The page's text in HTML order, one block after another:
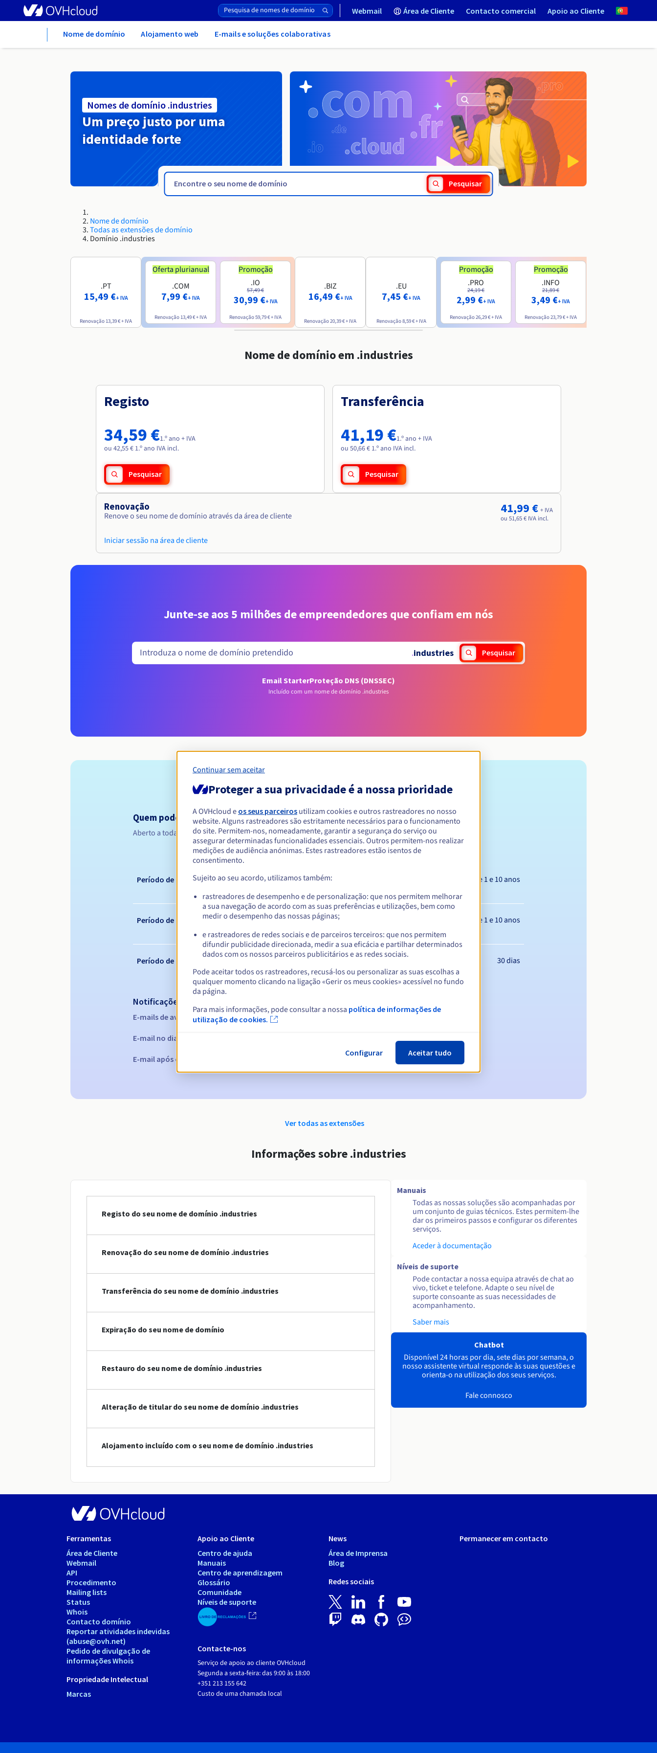
Webmail Área de Cliente Contacto comercial Apoio ao Cliente
Nome de domínio Alojamento web E-mails e soluções colaborativas
Nomes de domínio .industries
Um preço justo por uma
identidade forte
Pesquisar
Nome de domínio
Todas as extensões de domínio
Domínio .industries
.PT
15,49 €+ IVA
Renovação 13,39 €+ IVA
Oferta plurianual
.COM
7,99 €+ IVA
Renovação 13,49 €+ IVA
Promoção
.IO
57,49 €
30,99 €+ IVA
Renovação59,79 €+ IVA
.BIZ
16,49 €+ IVA
Renovação20,39 €+ IVA
.EU
7,45 €+ IVA
Renovação8,59 €+ IVA
Promoção
.PRO
24,19 €
2,99 €+ IVA
Renovação26,29 €+ IVA
Promoção
.INFO
21,89 €
3,49 €+ IVA
Renovação23,79 €+ IVA
Nome de domínio em .industries
Registo
34,59 €1.º ano + IVA
ou 42,55 € 1.º ano IVA incl.
Pesquisar
Transferência
41,19 €1.º ano + IVA
ou 50,66 € 1.º ano IVA incl.
Pesquisar
Renovação
Renove o seu nome de domínio através da área de cliente
Iniciar sessão na área de cliente
41,99 € + IVA
ou 51,65 € IVA incl.
Junte-se aos 5 milhões de empreendedores que confiam em nós
.industries Pesquisar
Email StarterProteção DNS (DNSSEC)
Incluído com um nome de domínio .industries
Condições de elegibilidade
Quem pode registar um .industries?
Aberto a todas as pessoas singulares ou coletivas, sem restrição geográfica.
Regras de gestão e notificações
Período de registo Entre 1 e 10 anos
Período de renovação Entre 1 e 10 anos
Período de redenção 30 dias
Notificações automáticas:
E-mails de aviso: 60, 30, 15, 7 e 3 dias antes da data de expiração
E-mail no dia da expiração
E-mail após o Redemption Grace Period para notificar a eliminação do nome de domínio
Ver todas as extensões
Informações sobre .industries
Registo do seu nome de domínio .industries
Renovação do seu nome de domínio .industries
Transferência do seu nome de domínio .industries
Expiração do seu nome de domínio
Restauro do seu nome de domínio .industries
Alteração de titular do seu nome de domínio .industries
Alojamento incluído com o seu nome de domínio .industries
Manuais
Todas as nossas soluções são acompanhadas por
um conjunto de guias técnicos. Estes permitem-lhe
dar os primeiros passos e configurar os diferentes
serviços.
Aceder à documentação
Níveis de suporte
Pode contactar a nossa equipa através de chat ao
vivo, ticket e telefone. Adapte o seu nível de
suporte consoante as suas necessidades de
acompanhamento.
Saber mais
Chatbot
Disponível 24 horas por dia, sete dias por semana, o
nosso assistente virtual responde às suas questões e
orienta-o na utilização dos seus serviços.
Fale connosco
Ferramentas
Área de Cliente
Webmail
API
Procedimento
Mailing lists
Status
Whois
Contacto domínio
Reportar atividades indevidas
(abuse@ovh.net)
Pedido de divulgação de
informações Whois
Propriedade Intelectual
Marcas
Apoio ao Cliente
Centro de ajuda
Manuais
Centro de aprendizagem
Glossário
Comunidade
Níveis de suporte
Contacte-nos
Serviço de apoio ao cliente OVHcloud
Segunda a sexta-feira: das 9:00 às 18:00
+351 213 155 642
Custo de uma chamada local
News
Área de Imprensa
Blog
Redes sociais
Permanecer em contacto
Continuar sem aceitar
Proteger a sua privacidade é a nossa prioridade
A OVHcloud e os seus parceiros utilizam cookies e outros rastreadores no nosso
website. Alguns rastreadores são estritamente necessários para o funcionamento
do site. Permitem-nos, nomeadamente, garantir a segurança do serviço ou
assegurar determinadas funcionalidades essenciais. Outros permitem-nos realizar
medições de audiência anónimas. Estes rastreadores estão isentos de
consentimento.
Sujeito ao seu acordo, utilizamos também:
rastreadores de desempenho e de personalização: que nos permitem melhorar
a sua navegação de acordo com as suas preferências e utilizações, bem como
medir o desempenho das nossas páginas;
e rastreadores de redes sociais e de parceiros terceiros: que nos permitem
difundir publicidade direcionada, medir a sua eficácia e partilhar determinados
dados com os nossos parceiros publicitários e as redes sociais.
Pode aceitar todos os rastreadores, recusá-los ou personalizar as suas escolhas a
qualquer momento clicando na ligação «Gerir os meus cookies» acessível no fundo
da página.
Para mais informações, pode consultar a nossa política de informações de
utilização de cookies.
Configurar Aceitar tudo